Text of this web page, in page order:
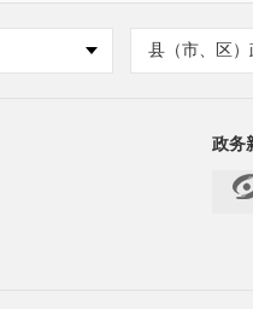
县（市、区
政务